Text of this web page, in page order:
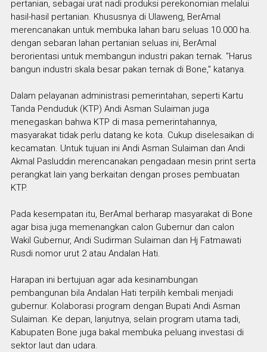
pertanian, sebagai urat nadi produksi perekonomian melalui
hasil-hasil pertanian. Khususnya di Ulaweng, BerAmal
merencanakan untuk membuka lahan baru seluas 10.000 ha.
dengan sebaran lahan pertanian seluas ini, BerAmal
berorientasi untuk membangun industri pakan ternak. "Harus
bangun industri skala besar pakan ternak di Bone," katanya.
Dalam pelayanan administrasi pemerintahan, seperti Kartu
Tanda Penduduk (KTP) Andi Asman Sulaiman juga
menegaskan bahwa KTP di masa pemerintahannya,
masyarakat tidak perlu datang ke kota. Cukup diselesaikan di
kecamatan. Untuk tujuan ini Andi Asman Sulaiman dan Andi
Akmal Pasluddin merencanakan pengadaan mesin print serta
perangkat lain yang berkaitan dengan proses pembuatan
KTP.
Pada kesempatan itu, BerAmal berharap masyarakat di Bone
agar bisa juga memenangkan calon Gubernur dan calon
Wakil Gubernur, Andi Sudirman Sulaiman dan Hj Fatmawati
Rusdi nomor urut 2 atau Andalan Hati.
Harapan ini bertujuan agar ada kesinambungan
pembangunan bila Andalan Hati terpilih kembali menjadi
gubernur. Kolaborasi program dengan Bupati Andi Asman
Sulaiman. Ke depan, lanjutnya, selain program utama tadi,
Kabupaten Bone juga bakal membuka peluang investasi di
sektor laut dan udara.